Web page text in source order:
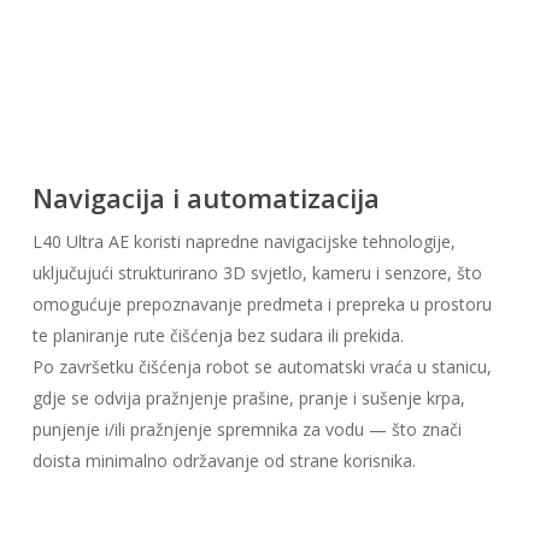
Navigacija i automatizacija
L40 Ultra AE koristi napredne navigacijske tehnologije,
uključujući strukturirano 3D svjetlo, kameru i senzore, što
omogućuje prepoznavanje predmeta i prepreka u prostoru
te planiranje rute čišćenja bez sudara ili prekida.
Po završetku čišćenja robot se automatski vraća u stanicu,
gdje se odvija pražnjenje prašine, pranje i sušenje krpa,
punjenje i/ili pražnjenje spremnika za vodu — što znači
doista minimalno održavanje od strane korisnika.